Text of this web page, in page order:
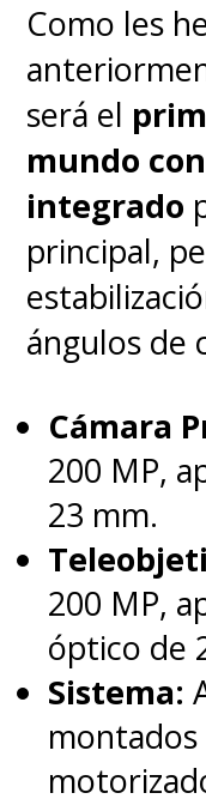
Como les
será el
mundo
integrado
principal,
ángulos de
Cámara
200 MP,
23 mm.
200 MP,
óptico de
Sistema: